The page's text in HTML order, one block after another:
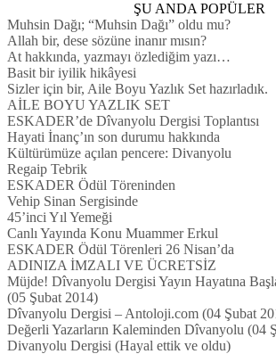
ŞU ANDA POPÜLER
Muhsin Dağı; “Muhsin Dağı” oldu mu?
Allah bir, dese sözüne inanır mısın?
At hakkında, yazmayı özlediğim yazı…
Basit bir iyilik hikâyesi
Sizler için bir, Aile Boyu Yazlık Set hazırladık.
AİLE BOYU YAZLIK SET
ESKADER’de Dîvanyolu Dergisi Toplantısı
Hayati İnanç’ın son durumu hakkında
Kültürümüze açılan pencere: Divanyolu
Regaip Tebrik
ESKADER Ödül Töreninden
Vehip Sinan Sergisinde
45’inci Yıl Yemeği
Canlı Yayında Konu Muammer Erkul
ESKADER Ödül Törenleri 26 Nisan’da
ADINIZA İMZALI VE ÜCRETSİZ
Müjde! Dîvanyolu Dergisi Yayın Hayatına
(05 Şubat 2014)
Dîvanyolu Dergisi – Antoloji.com (04 Şubat
Değerli Yazarların Kaleminden Dîvanyolu (04
Divanyolu Dergisi (Hayal ettik ve oldu)